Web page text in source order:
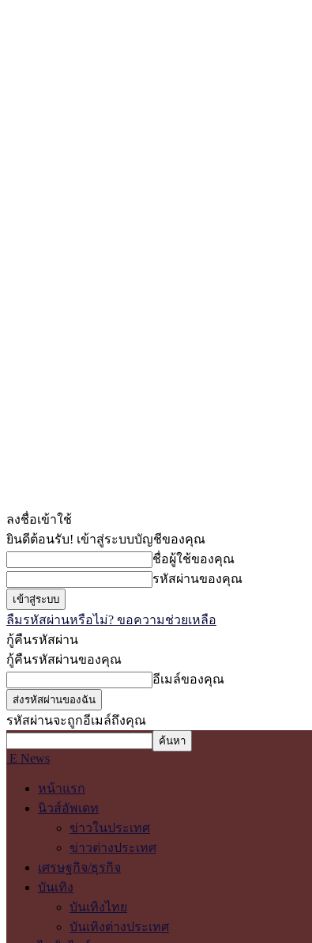
ลงชื่อเข้าใช้
ยินดีต้อนรับ! เข้าสู่ระบบบัญชีของคุณ
ชื่อผู้ใช้ของคุณ
รหัสผ่านของคุณ
ลืมรหัสผ่านหรือไม่? ขอความช่วยเหลือ
กู้คืนรหัสผ่าน
กู้คืนรหัสผ่านของคุณ
อีเมล์ของคุณ
รหัสผ่านจะถูกอีเมล์ถึงคุณ
E News
หน้าแรก
นิวส์อัพเดท
ข่าวในประเทศ
ข่าวต่างประเทศ
เศรษฐกิจ/ธุรกิจ
บันเทิง
บันเทิงไทย
บันเทิงต่างประเทศ